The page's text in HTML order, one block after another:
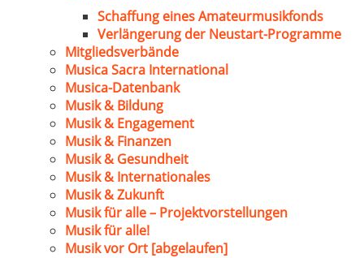
Schaffung eines Amateurmusikfonds
Verlängerung der Neustart-Programme
Mitgliedsverbände
Musica Sacra International
Musica-Datenbank
Musik & Bildung
Musik & Engagement
Musik & Finanzen
Musik & Gesundheit
Musik & Internationales
Musik & Zukunft
Musik für alle – Projektvorstellungen
Musik für alle!
Musik vor Ort [abgelaufen]